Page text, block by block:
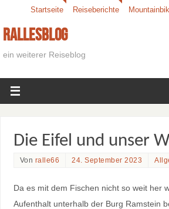
Startseite Reiseberichte
Rallesblog
ein weiterer Reiseblog
Die Eifel und unser
Von ralle66 24. September 2023
Da es mit dem Fischen nicht so weit her
Aufenthalt unterhalb der Burg Ramstein